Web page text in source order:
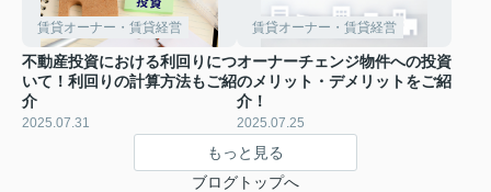
賃貸オーナー・賃貸経営
不動産投資における利回りにつ
いて！利回りの計算方法もご紹
介
2025.07.31
賃貸オーナー・賃貸経営
オーナーチェンジ物件への投資
のメリット・デメリットをご紹
介！
2025.07.25
もっと見る
ブログトップへ